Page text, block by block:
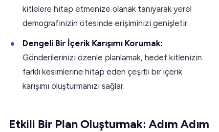
kitlelere hitap etmenize olanak tanıyarak yerel
demografinizin ötesinde erişiminizi genişletir.
Dengeli Bir İçerik Karışımı Korumak:
Gönderilerinizi özenle planlamak, hedef kitlenizin
farklı kesimlerine hitap eden çeşitli bir içerik
karışımı oluşturmanızı sağlar.
Etkili Bir Plan Oluşturmak: Adım Adım